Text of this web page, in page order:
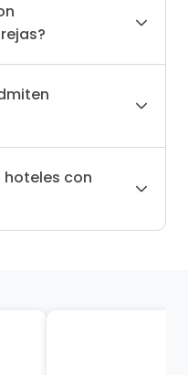
hoteles con